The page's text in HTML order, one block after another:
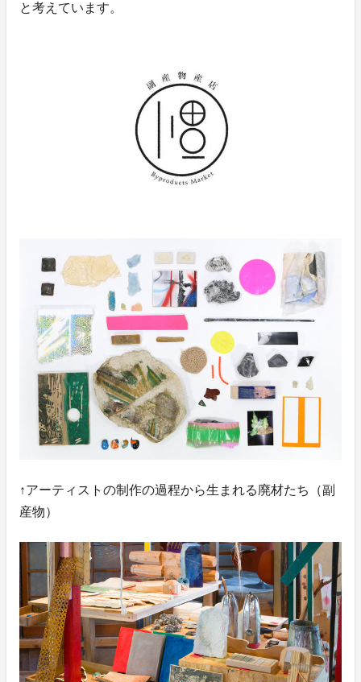
と考えています。
↑アーティストの制作の過程から生まれる廃材たち（副
産物）